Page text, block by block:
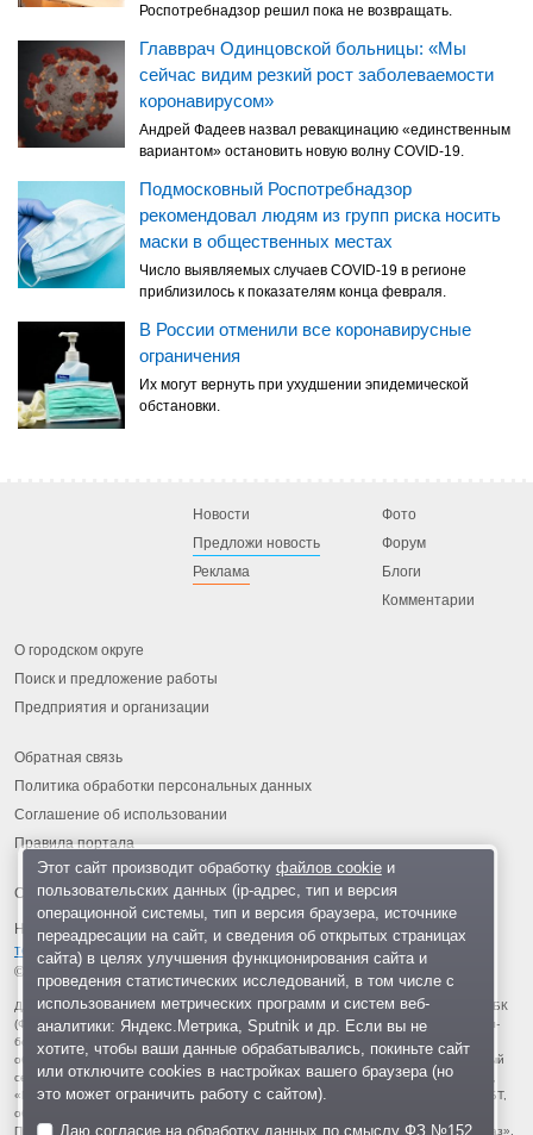
Роспотребнадзор решил пока не возвращать.
Главврач Одинцовской больницы: «Мы
сейчас видим резкий рост заболеваемости
коронавирусом»
Андрей Фадеев назвал ревакцинацию «единственным
вариантом» остановить новую волну COVID-19.
Подмосковный Роспотребнадзор
рекомендовал людям из групп риска носить
маски в общественных местах
Число выявляемых случаев COVID-19 в регионе
приблизилось к показателям конца февраля.
В России отменили все коронавирусные
ограничения
Их могут вернуть при ухудшении эпидемической
обстановки.
Новости
Предложи новость
Реклама
Фото
Форум
Блоги
Комментарии
О городском округе
Поиск и предложение работы
Предприятия и организации
Обратная связь
Политика обработки персональных данных
Соглашение об использовании
Правила портала
На информационном ресурсе применяются рекомендательные
технологии
© 2013-2026 «ОИНФО»,
сделано в Одинцово
Для читателей: В России признаны экстремистскими и запрещены организации ФБК
(Фонд борьбы с коррупцией, признан иноагентом), Штабы Навального, «Национал-
большевистская партия», «Свидетели Иеговы», «Армия воли народа», «Русский
общенациональный союз», «Движение против нелегальной иммиграции», «Правый
сектор», УНА-УНСО, УПА, «Тризуб им. Степана Бандеры», «Мизантропик дивижн»,
«Меджлис крымскотатарского народа», движение «Артподготовка», движение ЛГБТ,
общероссийская политическая партия «Воля», АУЕ, батальоны «Азов» и «Айдар».
Признаны террористическими и запрещены: «Движение Талибан», «Имарат Кавказ»,
Этот сайт производит обработку файлов cookieи
пользовательских данных (ip-адрес, тип и версия
операционной системы, тип и версия браузера, источнике
переадресации на сайт, и сведения об открытых страницах
сайта) в целях улучшения функционирования сайта и
проведения статистических исследований, в том числе с
использованием метрических программ и систем веб-
аналитики: Яндекс.Метрика, Sputnik и др. Если вы не
хотите, чтобы ваши данные обрабатывались, покиньте сайт
или отключите cookies в настройках вашего браузера (но
это может ограничить работу с сайтом).
Даю согласие на обработку данных по смыслуФЗ №152